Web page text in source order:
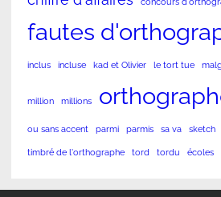
fautes
inclus incluse kad et Olivier le tort tue
million millions
ou sans accent parmi parmis sa va sketch
timbré de l'orthographe tord tordu écoles